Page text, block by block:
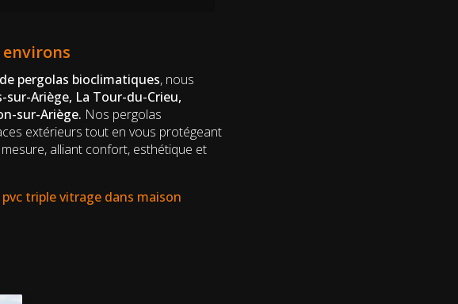
pergolas bioclimatiques, nous
sur-Ariège, La Tour-du-Crieu,
sur-Ariège. Nos pergolas
extérieurs tout en vous protégeant
alliant confort, esthétique et
triple vitrage dans maison